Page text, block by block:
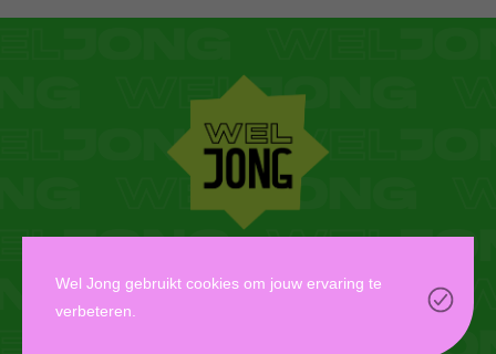
Wel Jong gebruikt cookies om jouw ervaring te
verbeteren.